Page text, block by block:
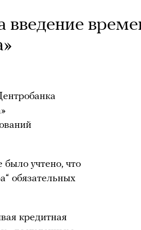
введение
было учтено, что
обязательных
кредитная